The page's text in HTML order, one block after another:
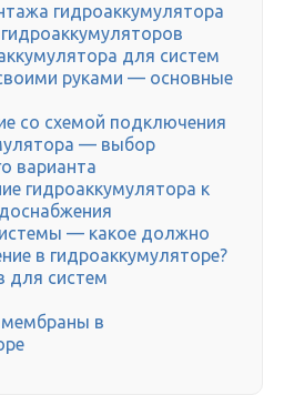
гидроаккумулятора
для систем
руками — основные
со схемой подключения
— выбор
варианта
гидроаккумулятора к
— какое должно
в гидроаккумуляторе?
для систем
в